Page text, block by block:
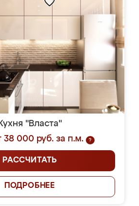
"Власта"
38 000 руб. за п.м.
?
РАССЧИТАТЬ
ПОДРОБНЕЕ